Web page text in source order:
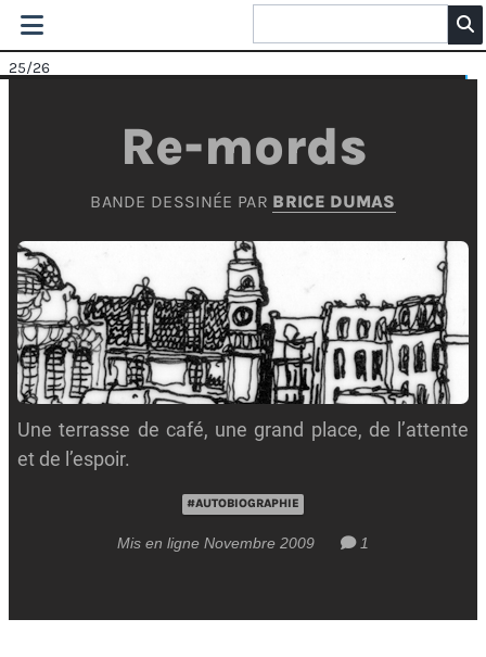
25/26
Re-mords
BANDE DESSINÉE PAR BRICE DUMAS
Une terrasse de café, une grand place, de l’attente
et de l’espoir.
#AUTOBIOGRAPHIE
Mis en ligne Novembre 2009 1